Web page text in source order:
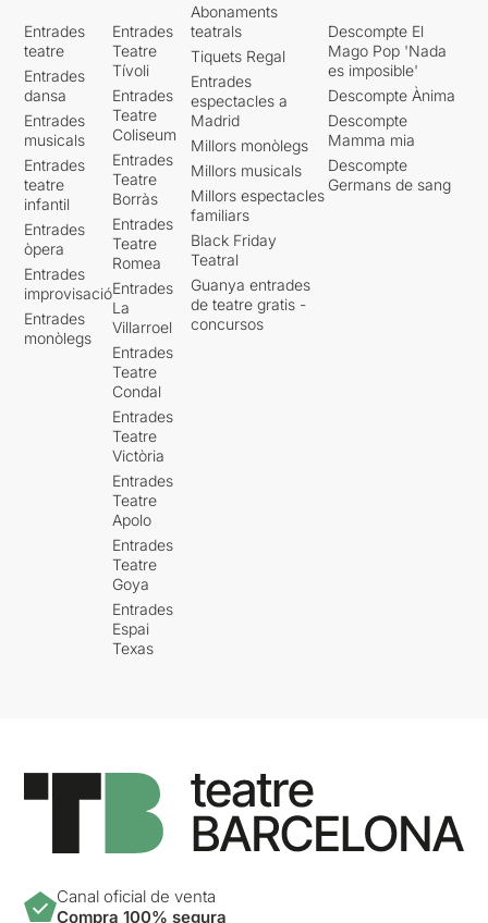
Entrades
teatre
Entrades
dansa
Entrades
musicals
Entrades
teatre
infantil
Entrades
òpera
Entrades
improvisació
Entrades
monòlegs
Entrades
Teatre
Tívoli
Entrades
Teatre
Coliseum
Entrades
Teatre
Borràs
Entrades
Teatre
Romea
Entrades
La
Villarroel
Entrades
Teatre
Condal
Entrades
Teatre
Victòria
Entrades
Teatre
Apolo
Entrades
Teatre
Goya
Entrades
Espai
Texas
Abonaments
teatrals
Tiquets Regal
Entrades
espectacles a
Madrid
Millors monòlegs
Millors musicals
Millors espectacles
familiars
Black Friday
Teatral
Guanya entrades
de teatre gratis -
concursos
Descompte El
Mago Pop 'Nada
es imposible'
Descompte Ànima
Descompte
Mamma mia
Descompte
Germans de sang
Canal oficial de venta
Compra 100% segura